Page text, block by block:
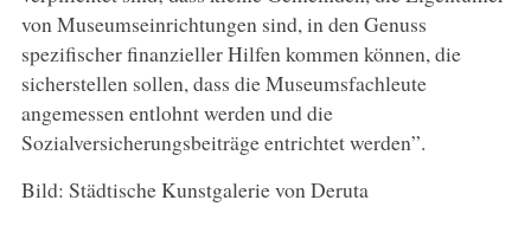
von Museumseinrichtungen sind, in den Genuss
spezifischer finanzieller Hilfen kommen können, die
sicherstellen sollen, dass die Museumsfachleute
angemessen entlohnt werden und die
Sozialversicherungsbeiträge entrichtet werden”.
Bild: Städtische Kunstgalerie von Deruta